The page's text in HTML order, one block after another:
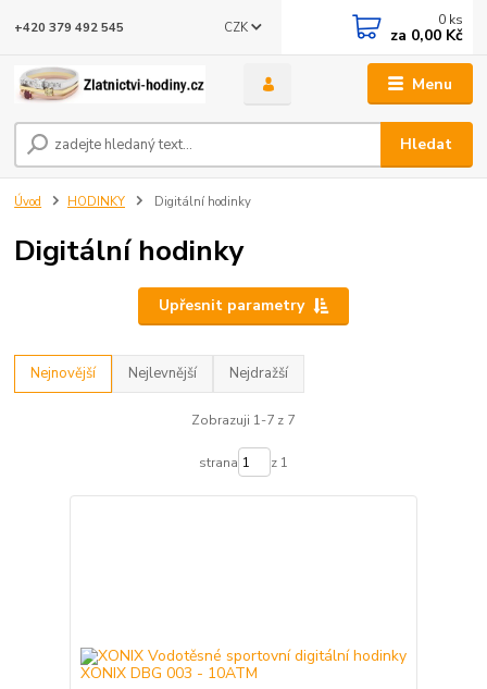
Menu
CZK
Hledat
+420 379 492 545 0 ks
za 0,00 Kč
Úvod HODINKY Digitální hodinky
Digitální hodinky
Upřesnit parametry
Nejnovější Nejlevnější Nejdražší
Zobrazuji 1-7 z 7
strana z 1